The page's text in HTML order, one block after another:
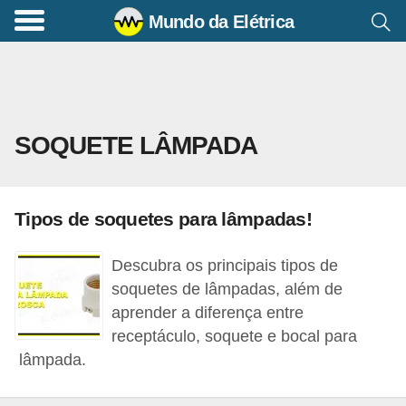
Mundo da Elétrica
SOQUETE LÂMPADA
Tipos de soquetes para lâmpadas!
Descubra os principais tipos de
soquetes de lâmpadas, além de
aprender a diferença entre
receptáculo, soquete e bocal para
lâmpada.
C
n
s
E
l
é
t
r
i